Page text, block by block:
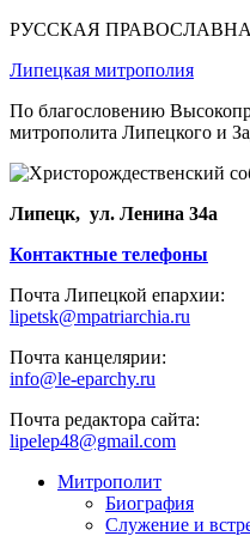
РУССКАЯ
Липецкая митрополия
По благословению
митрополита Липецкого и
Липецк, ул. Ленина 34а
Контактные телефоны
Почта Липецкой епархии:
lipetsk@mpatriarchia.ru
Почта канцелярии:
info@le-eparchy.ru
Почта редактора сайта:
lipelep48@gmail.com
Митрополит
Биография
Служение и